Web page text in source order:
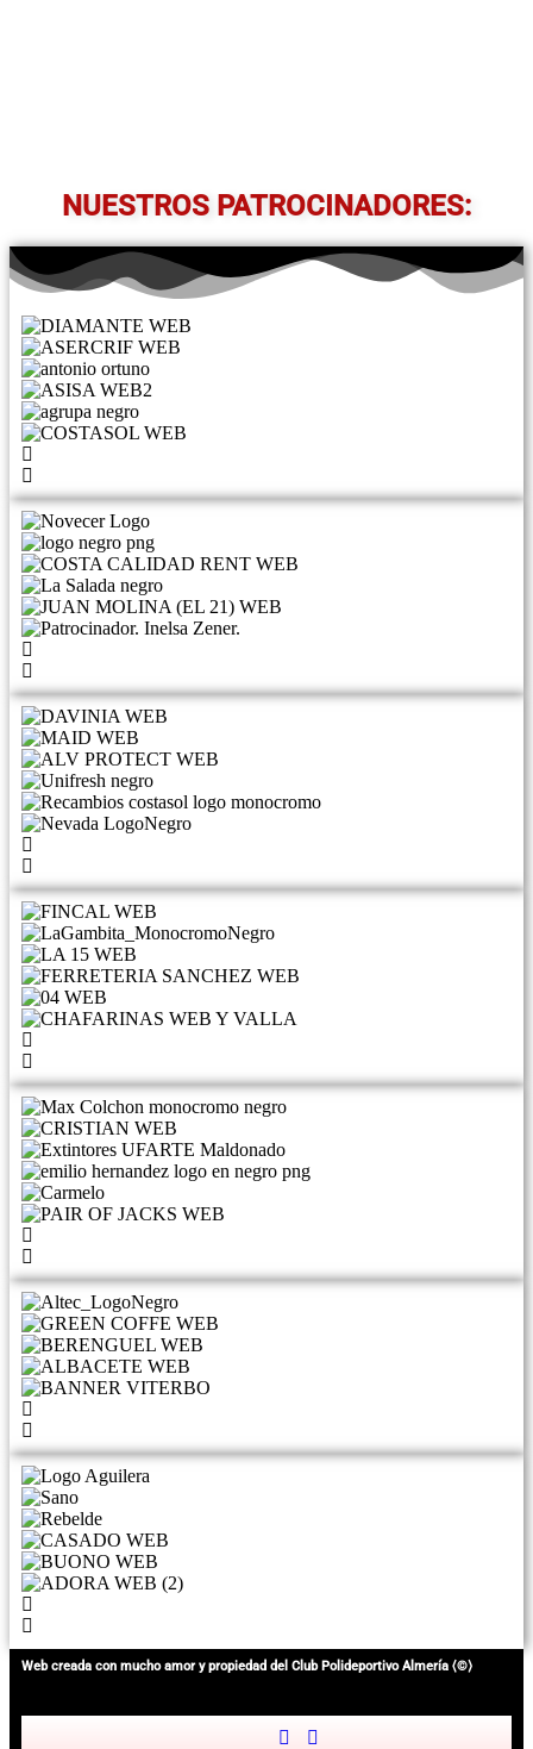
NUESTROS PATROCINADORES:
Web creada con mucho amor y propiedad del Club Polideportivo Almería ⟨©⟩